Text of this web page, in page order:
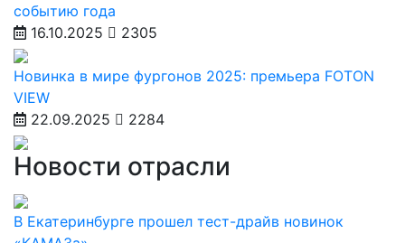
событию года
16.10.2025
2305
Новинка в мире фургонов 2025: премьера FOTON
VIEW
22.09.2025
2284
Новости отрасли
В Екатеринбурге прошел тест-драйв новинок